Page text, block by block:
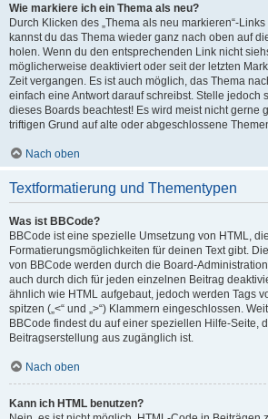
Wie markiere ich ein Thema als neu?
Durch Klicken des „Thema als neu markieren“-
kannst du das Thema wieder ganz nach oben auf
holen. Wenn du den entsprechenden Link nicht
möglicherweise deaktiviert oder seit der letzten
Zeit vergangen. Es ist auch möglich, das Thema
einfach eine Antwort darauf schreibst. Stelle jedoch
dieses Boards beachtest! Es wird meist nicht gerne
triftigen Grund auf alte oder abgeschlossene
Nach oben
Textformatierung und Thementypen
Was ist BBCode?
BBCode ist eine spezielle Umsetzung von HTML,
Formatierungsmöglichkeiten für deinen Text gibt.
von BBCode werden durch die Board-
auch durch dich für jeden einzelnen Beitrag
ähnlich wie HTML aufgebaut, jedoch werden Tags
spitzen („<“ und „>“) Klammern eingeschlossen.
BBCode findest du auf einer speziellen Hilfe-Seite,
Beitragserstellung aus zugänglich ist.
Nach oben
Kann ich HTML benutzen?